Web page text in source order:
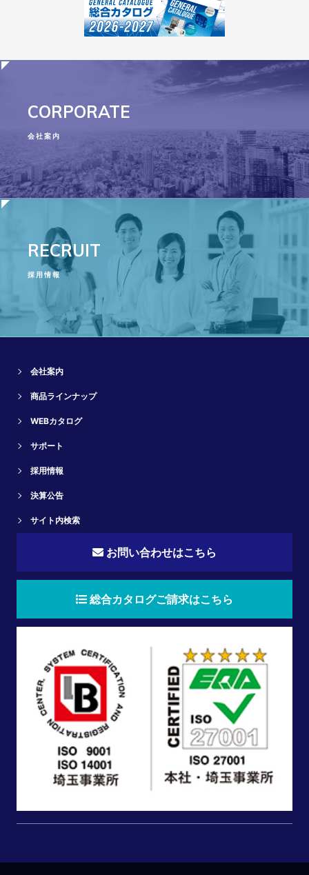
CORPORATE
会社案内
RECRUIT
採用情報
会社案内
商品ラインナップ
WEBカタログ
サポート
採用情報
決算公告
サイト内検索
お問い合わせはこちら
総合カタログご請求はこちら